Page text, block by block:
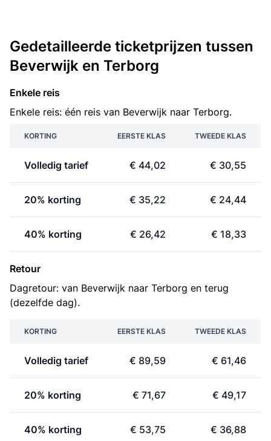
Gedetailleerde ticketprijzen tussen
Beverwijk en Terborg
Enkele reis
Enkele reis: één reis van Beverwijk naar Terborg.
KORTING EERSTE KLAS TWEEDE KLAS
Volledig tarief € 44,02 € 30,55
20% korting € 35,22 € 24,44
40% korting € 26,42 € 18,33
Retour
Dagretour: van Beverwijk naar Terborg en terug
(dezelfde dag).
KORTING EERSTE KLAS TWEEDE KLAS
Volledig tarief € 89,59 € 61,46
20% korting € 71,67 € 49,17
40% korting € 53,75 € 36,88